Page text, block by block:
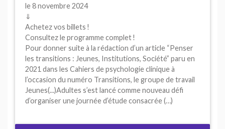
le 8 novembre 2024
⇓
Achetez vos billets !
Consultez le programme complet!
Pour donner suite à la rédaction d’un article “Penser
les transitions : Jeunes, Institutions, Société” paru en
2021 dans les Cahiers de psychologie clinique à
l’occasion du numéro Transitions, le groupe de travail
Jeunes(...)Adultes s’est lancé comme nouveau défi
d’organiser une journée d’étude consacrée (…)